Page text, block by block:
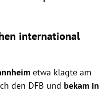
international
etwa klagte am
den DFB und bekam in